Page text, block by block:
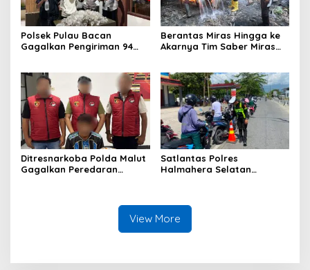
Polsek Pulau Bacan
Gagalkan Pengiriman 94
Berantas Miras Hingga ke
Akarnya Tim Saber Miras
Tikus Aktif
Ditresnarkoba Polda Malut
Gagalkan Peredaran
Satlantas Polres
Halmahera Selatan
Kawasan SPBU Bacan
View More